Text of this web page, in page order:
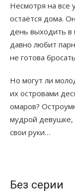
Несмотря на все
остаётся дома.
день выходить в
давно любит
не готова
Но могут ли
их островами
омаров?
мудрой девушке,
свои руки…
Без серии